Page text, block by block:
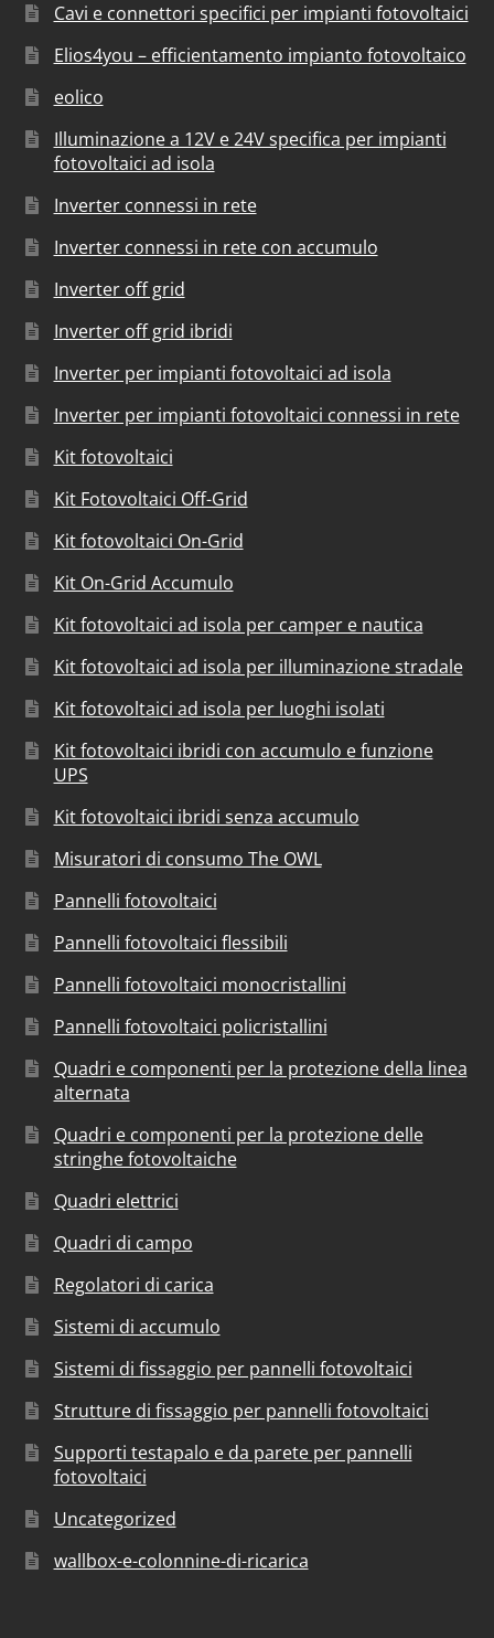
Cavi e connettori specifici per impianti fotovoltaici
Elios4you – efficientamento impianto fotovoltaico
eolico
Illuminazione a 12V e 24V specifica per impianti
fotovoltaici ad isola
Inverter connessi in rete
Inverter connessi in rete con accumulo
Inverter off grid
Inverter off grid ibridi
Inverter per impianti fotovoltaici ad isola
Inverter per impianti fotovoltaici connessi in rete
Kit fotovoltaici
Kit Fotovoltaici Off-Grid
Kit fotovoltaici On-Grid
Kit On-Grid Accumulo
Kit fotovoltaici ad isola per camper e nautica
Kit fotovoltaici ad isola per illuminazione stradale
Kit fotovoltaici ad isola per luoghi isolati
Kit fotovoltaici ibridi con accumulo e funzione
UPS
Kit fotovoltaici ibridi senza accumulo
Misuratori di consumo The OWL
Pannelli fotovoltaici
Pannelli fotovoltaici flessibili
Pannelli fotovoltaici monocristallini
Pannelli fotovoltaici policristallini
Quadri e componenti per la protezione della linea
alternata
Quadri e componenti per la protezione delle
stringhe fotovoltaiche
Quadri elettrici
Quadri di campo
Regolatori di carica
Sistemi di accumulo
Sistemi di fissaggio per pannelli fotovoltaici
Strutture di fissaggio per pannelli fotovoltaici
Supporti testapalo e da parete per pannelli
fotovoltaici
Uncategorized
wallbox-e-colonnine-di-ricarica